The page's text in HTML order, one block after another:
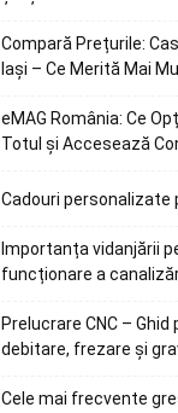
Compară Prețurile:
Iași – Ce Merită Mai
eMAG România: Ce
Totul și Accesează
Cadouri
Importanța vidanjării
funcționare a
Prelucrare CNC –
debitare, frezare și
Cele mai frecvente